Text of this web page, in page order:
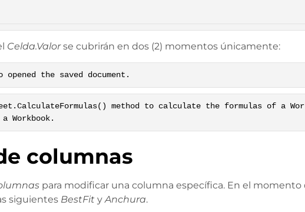
Celda.Valorse cubrirán en dos (2) momentos únicamente:
the saved document.
method to calculate the formulas of a
Workbook.
columnas
para modificar una columna específica. En el
siguientes BestFit yAnchura.